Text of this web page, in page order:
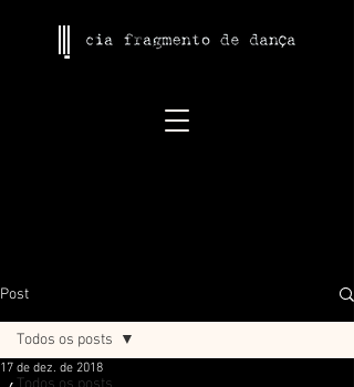
Post
Todos os posts
17 de dez. de 2018